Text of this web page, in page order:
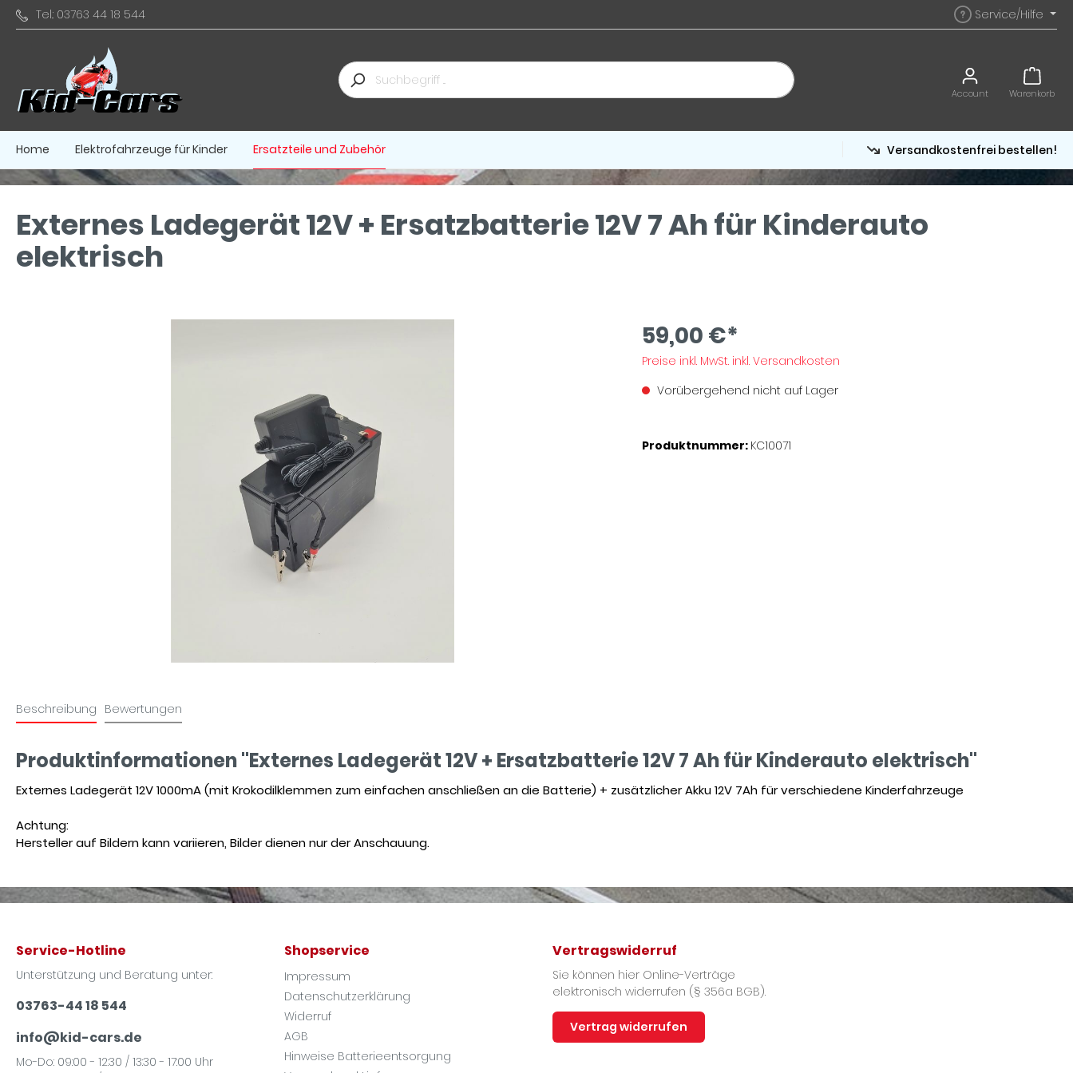
Tel.: 03763 44 18 544 Service/Hilfe
Account Warenkorb
Home Elektrofahrzeuge für Kinder Ersatzteile und Zubehör Versandkostenfrei bestellen!
Externes Ladegerät 12V + Ersatzbatterie 12V 7 Ah für Kinderauto
elektrisch
59,00 €*
Preise inkl. MwSt. inkl. Versandkosten
Vorübergehend nicht auf Lager
Produktnummer: KC10071
Beschreibung Bewertungen
Produktinformationen "Externes Ladegerät 12V + Ersatzbatterie 12V 7 Ah für Kinderauto elektrisch"
Externes Ladegerät 12V 1000mA (mit Krokodilklemmen zum einfachen anschließen an die Batterie) + zusätzlicher Akku 12V 7Ah für verschiedene Kinderfahrzeuge
Achtung:
Hersteller auf Bildern kann variieren, Bilder dienen nur der Anschauung.
Service-Hotline
Unterstützung und Beratung unter:
03763-44 18 544
info@kid-cars.de
Mo-Do: 09:00 - 12:30 / 13:30 - 17:00 Uhr
Shopservice
Impressum
Datenschutzerklärung
Widerruf
AGB
Hinweise Batterieentsorgung
Vertragswiderruf
Sie können hier Online-Verträge
elektronisch widerrufen (§ 356a BGB).
Vertrag widerrufen